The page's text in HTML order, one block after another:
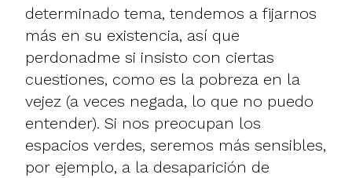
determinado tema, tendemos a fijarnos
más en su existencia, así que
perdonadme si insisto con ciertas
cuestiones, como es la pobreza en la
vejez (a veces negada, lo que no puedo
entender). Si nos preocupan los
espacios verdes, seremos más sensibles,
por ejemplo, a la desaparición de